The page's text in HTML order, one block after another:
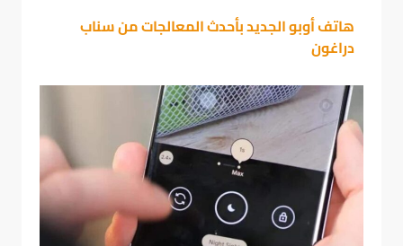
هاتف أوبو الجديد بأحدث المعالجات من سناب
دراغون